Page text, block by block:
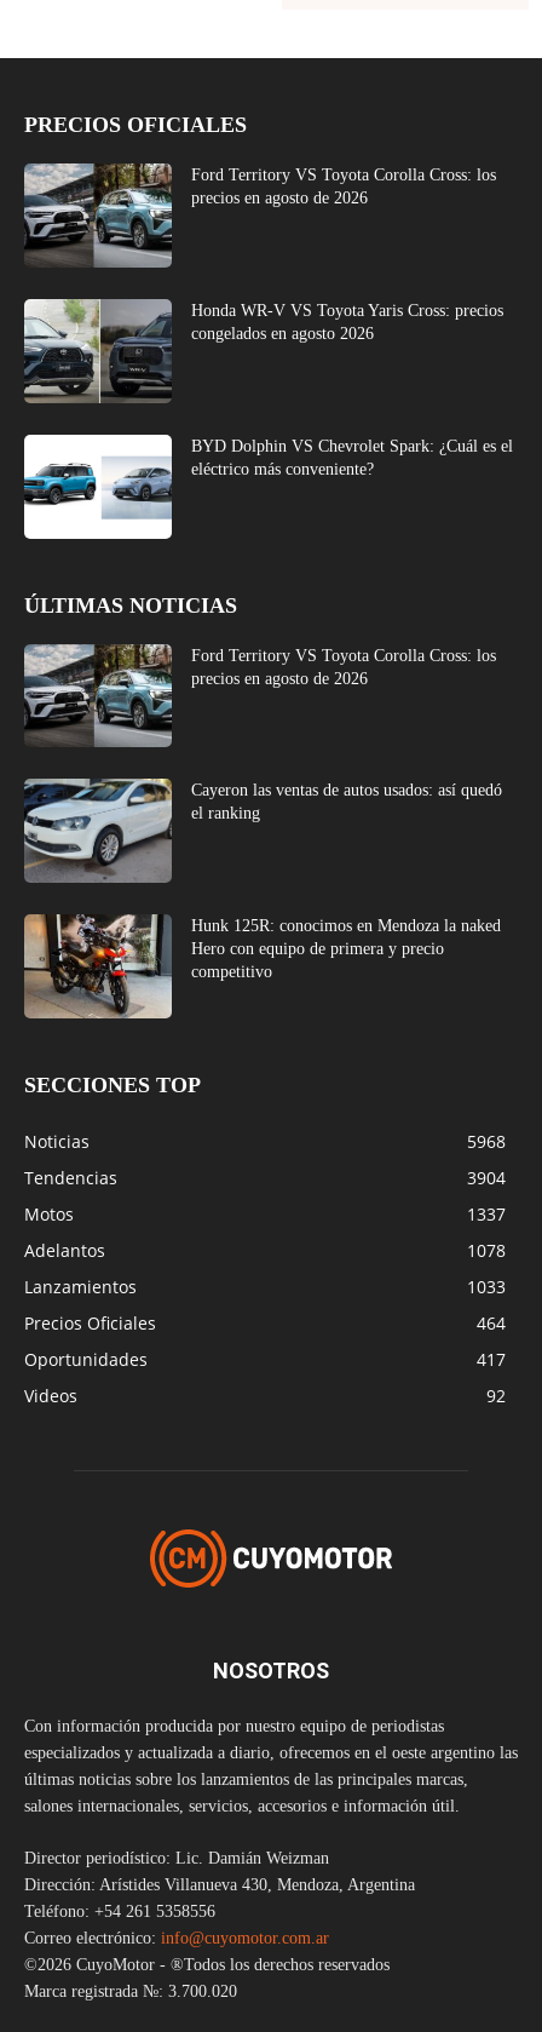
PRECIOS OFICIALES
Ford Territory VS Toyota Corolla Cross: los
precios en agosto de 2026
Honda WR-V VS Toyota Yaris Cross: precios
congelados en agosto 2026
BYD Dolphin VS Chevrolet Spark: ¿Cuál es el
eléctrico más conveniente?
ÚLTIMAS NOTICIAS
Ford Territory VS Toyota Corolla Cross: los
precios en agosto de 2026
Cayeron las ventas de autos usados: así quedó
el ranking
Hunk 125R: conocimos en Mendoza la naked
Hero con equipo de primera y precio
competitivo
SECCIONES TOP
Noticias
5968
Tendencias
3904
Motos
1337
Adelantos
1078
Lanzamientos
1033
Precios Oficiales
464
Oportunidades
417
Videos
92
NOSOTROS
Con información producida por nuestro equipo de periodistas
especializados y actualizada a diario, ofrecemos en el oeste argentino las
últimas noticias sobre los lanzamientos de las principales marcas,
salones internacionales, servicios, accesorios e información útil.
Director periodístico: Lic. Damián Weizman
Dirección: Arístides Villanueva 430, Mendoza, Argentina
Teléfono: +54 261 5358556
Correo electrónico: info@cuyomotor.com.ar
©2026 CuyoMotor - ®Todos los derechos reservados
Marca registrada №: 3.700.020